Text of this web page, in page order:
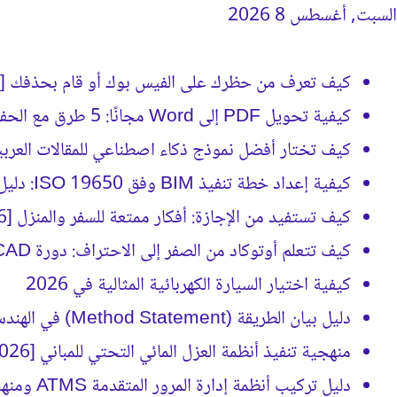
السبت, أغسطس 8 2026
كيف تعرف من حظرك على الفيس بوك أو قام بحذفك [2026]
كيفية تحويل PDF إلى Word مجانًا: 5 طرق مع الحفاظ على التنسيق
كيف تختار أفضل نموذج ذكاء اصطناعي للمقالات العربية؟
كيفية إعداد خطة تنفيذ BIM وفق ISO 19650: دليل BEP الشامل
كيف تستفيد من الإجازة: أفكار ممتعة للسفر والمنزل [2026]
كيف تتعلم أوتوكاد من الصفر إلى الاحتراف: دورة AutoCAD كاملة [2026]
كيفية اختيار السيارة الكهربائية المثالية في 2026
دليل بيان الطريقة (Method Statement) في الهندسة الإنشائية [2026]
منهجية تنفيذ أنظمة العزل المائي التحتي للمباني [2026]
دليل تركيب أنظمة إدارة المرور المتقدمة ATMS ومنهجية التنفيذ [2026]